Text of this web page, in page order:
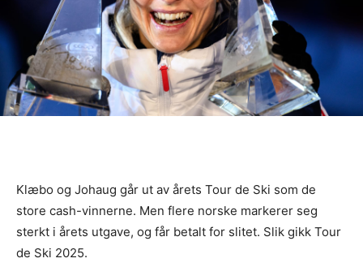
Klæbo og Johaug går ut av årets Tour de Ski som de
store cash-vinnerne. Men flere norske markerer seg
sterkt i årets utgave, og får betalt for slitet. Slik gikk Tour
de Ski 2025.